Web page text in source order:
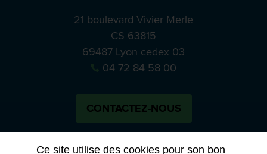
Ce site utilise des cookies pour son bon
21 boulevard Vivier Merle
CS 63815
69487 Lyon cedex 03
04 72 84 58 00
CONTACTEZ-NOUS
BlueskyNotre